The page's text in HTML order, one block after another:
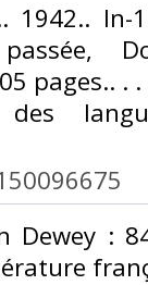
1942..
passée,
pages.. .
des
Dewey :